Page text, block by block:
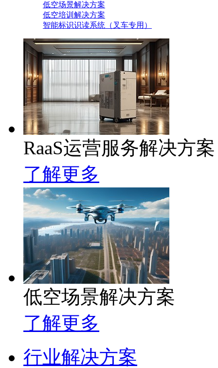
低空场景解决方案
低空培训解决方案
智能标识识读系统（叉车专用）
RaaS运营服务解决方案
了解更多
低空场景解决方案
了解更多
行业解决方案